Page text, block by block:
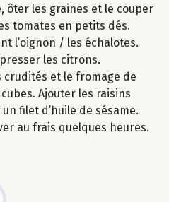
ôter les graines et le couper
tomates en petits dés.
l’oignon / les échalotes.
les citrons.
crudités et le fromage de
Ajouter les raisins
filet d’huile de sésame.
au frais quelques heures.